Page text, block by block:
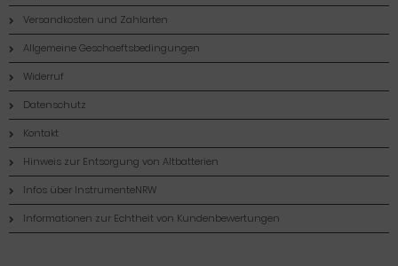
Versandkosten und Zahlarten
Allgemeine Geschaeftsbedingungen
Widerruf
Datenschutz
Kontakt
Hinweis zur Entsorgung von Altbatterien
Infos über InstrumenteNRW
Informationen zur Echtheit von Kundenbewertungen